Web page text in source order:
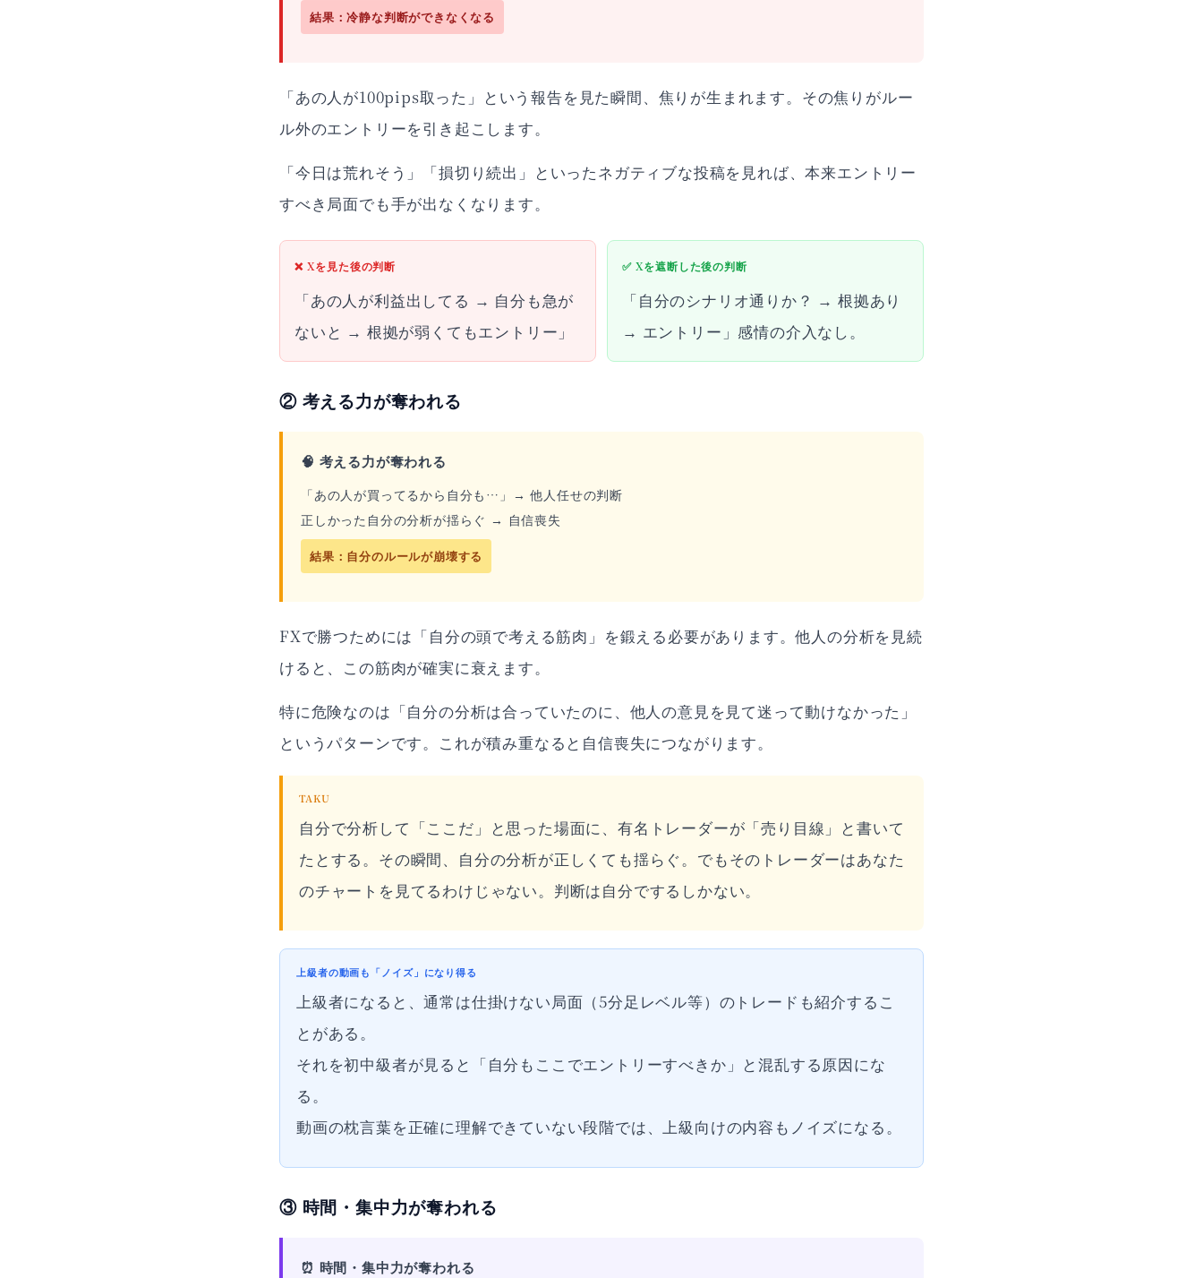
結果：冷静な判断ができなくなる
「あの人が100pips取った」という報告を見た瞬間、焦りが生まれます。その焦りがルー
ル外のエントリーを引き起こします。
「今日は荒れそう」「損切り続出」といったネガティブな投稿を見れば、本来エントリー
すべき局面でも手が出なくなります。
❌ Xを見た後の判断
「あの人が利益出してる → 自分も急が
ないと → 根拠が弱くてもエントリー」
✅ Xを遮断した後の判断
「自分のシナリオ通りか？ → 根拠あり
→ エントリー」感情の介入なし。
② 考える力が奪われる
🧠 考える力が奪われる
「あの人が買ってるから自分も…」→ 他人任せの判断
正しかった自分の分析が揺らぐ → 自信喪失
結果：自分のルールが崩壊する
FXで勝つためには「自分の頭で考える筋肉」を鍛える必要があります。他人の分析を見続
けると、この筋肉が確実に衰えます。
特に危険なのは「自分の分析は合っていたのに、他人の意見を見て迷って動けなかった」
というパターンです。これが積み重なると自信喪失につながります。
TAKU
自分で分析して「ここだ」と思った場面に、有名トレーダーが「売り目線」と書いて
たとする。その瞬間、自分の分析が正しくても揺らぐ。でもそのトレーダーはあなた
のチャートを見てるわけじゃない。判断は自分でするしかない。
上級者の動画も「ノイズ」になり得る
上級者になると、通常は仕掛けない局面（5分足レベル等）のトレードも紹介するこ
とがある。
それを初中級者が見ると「自分もここでエントリーすべきか」と混乱する原因にな
る。
動画の枕言葉を正確に理解できていない段階では、上級向けの内容もノイズになる。
③ 時間・集中力が奪われる
⏰ 時間・集中力が奪われる